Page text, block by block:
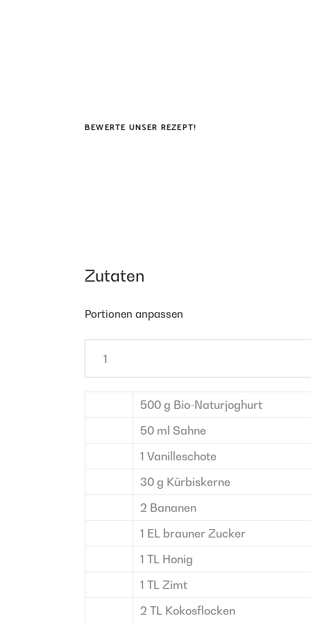
BEWERTE UNSER REZEPT!
Zutaten
Portionen anpassen
500 g Bio-Naturjoghurt
50 ml Sahne
1 Vanilleschote
30 g Kürbiskerne
2 Bananen
1 EL brauner Zucker
1 TL Honig
1 TL Zimt
2 TL Kokosflocken